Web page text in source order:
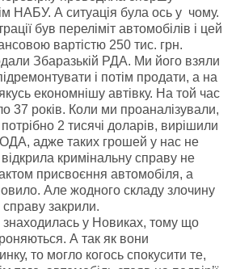
НАБУ. А ситуація була ось у чому.
був переліміт автомобілів і цей
вартістю 250 тис. грн.
Збаразькій РДА. Ми його взяли
і потім продати, а на
економнішу автівку. На той час
37 років. Коли ми проаналізували,
2 тисячі доларів, вирішили
адже таких грошей у нас не
кримінальну справу не
присвоєння автомобіля, а
Але жодного складу злочину
закрили.
знаходилась у Новиках, тому що
А так як вони
то могло когось спокусити те,